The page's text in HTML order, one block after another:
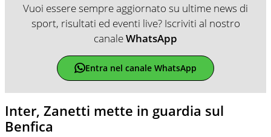
Vuoi essere sempre aggiornato su ultime news di
sport, risultati ed eventi live? Iscriviti al nostro
canaleWhatsApp
Entra nel canale WhatsApp
Inter, Zanetti mette in guardia sul
Benfica